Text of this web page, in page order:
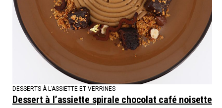
DESSERTS À L’ASSIETTE ET VERRINES
Dessert à l’assiette spirale chocolat café noisette